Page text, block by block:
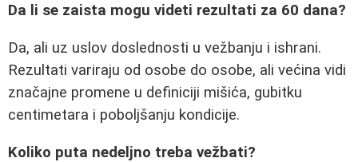
Da li se zaista mogu videti rezultati za 60 dana?
Da, ali uz uslov doslednosti u vežbanju i ishrani.
Rezultati variraju od osobe do osobe, ali većina vidi
značajne promene u definiciji mišića, gubitku
centimetara i poboljšanju kondicije.
Koliko puta nedeljno treba vežbati?